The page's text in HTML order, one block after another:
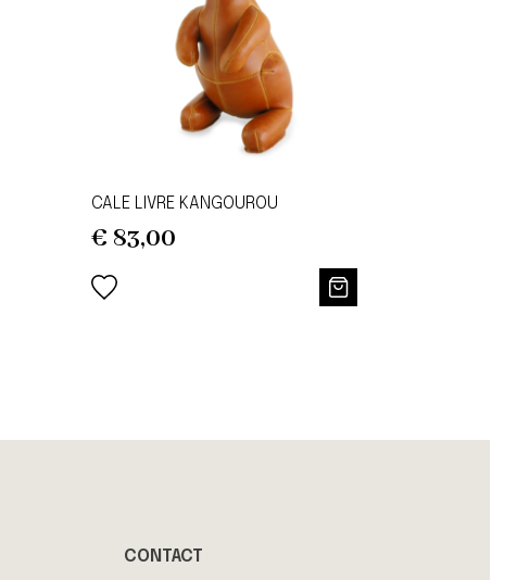
CALE LIVRE KANGOUROU
€ 83,00
CONTACT